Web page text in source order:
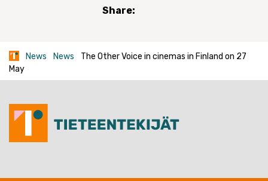
Share:
News News
The Other Voice in cinemas in Finland on 27
May